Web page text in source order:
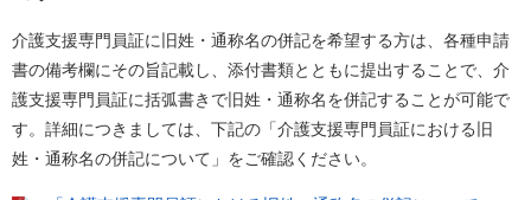
介護支援専門員証に旧姓・通称名の併記を希望する方は、各種申請
書の備考欄にその旨記載し、添付書類とともに提出することで、介
護支援専門員証に括弧書きで旧姓・通称名を併記することが可能で
す。詳細につきましては、下記の「介護支援専門員証における旧
姓・通称名の併記について」をご確認ください。